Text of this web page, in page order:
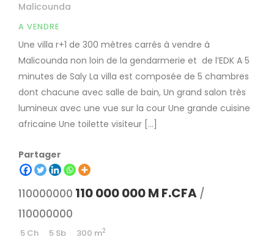
Malicounda
A VENDRE
Une villa r+1 de 300 mètres carrés à vendre à
Malicounda non loin de la gendarmerie et de l’EDK A 5
minutes de Saly La villa est composée de 5 chambres
dont chacune avec salle de bain, Un grand salon très
lumineux avec une vue sur la cour Une grande cuisine
africaine Une toilette visiteur […]
Partager
110000000 110 000 000 M F.CFA /
110000000
5 Ch 5 Sb 300 m2